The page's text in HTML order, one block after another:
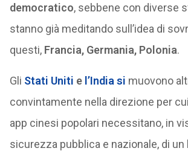
democratico, sebbene con diverse
stanno già meditando sull’idea di
questi, Francia, Germania, Polonia.
Gli Stati Uniti e l’India si muovono
convintamente nella direzione per
app cinesi popolari necessitano, in
sicurezza pubblica e nazionale, di